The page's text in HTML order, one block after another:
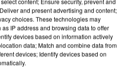
and present advertising and content;
choices. These technologies may
IP address and browsing data to offer
devices based on information actively
data; Match and combine data from
devices; Identify devices based on